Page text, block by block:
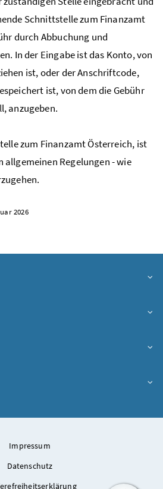
Schnittstelle zum Finanzamt
durch Abbuchung und
In der Eingabe ist das Konto, von
ist, oder der Anschriftcode,
ist, von dem die Gebühr
anzugeben.
zum Finanzamt Österreich, ist
allgemeinen Regelungen - wie
2026
Impressum
Datenschutz